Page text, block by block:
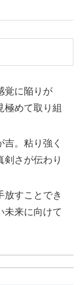
覚に陥りが
極めて取り組
。粘り強く
剣さが伝わり
放すことでき
未来に向けて